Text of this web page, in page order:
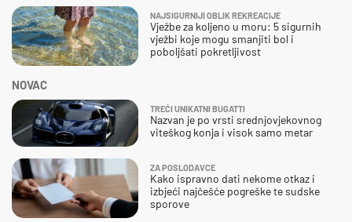
NOVAC
TREĆI UNIKATNI BUGATTI
Nazvan je po vrsti srednjovjekovnog
viteškog konja i visok samo metar
ZA POSLODAVCE
Kako ispravno dati nekome otkaz i
izbjeći najčešće pogreške te sudske
sporove
NAJSIGURNIJI OBLIK REKREACIJE
Vježbe za koljeno u moru: 5 sigurnih
vježbi koje mogu smanjiti bol i
poboljšati pokretljivost